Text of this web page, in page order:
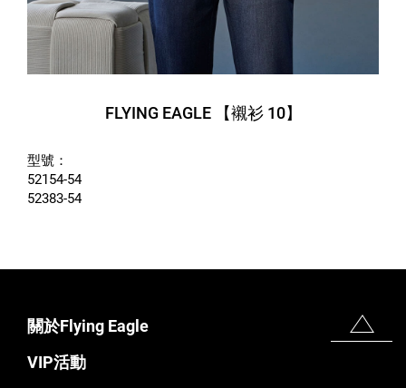
FLYING EAGLE 【襯衫 10】
型號：
52154-54
52383-54
關於Flying Eagle
VIP活動